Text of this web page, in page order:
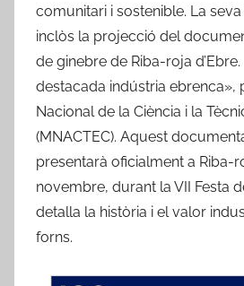
comunitari i sostenible. La
inclòs la projecció del
de ginebre de Riba-roja d’Ebre.
destacada indústria ebrenca»,
Nacional de la Ciència i la
(MNACTEC). Aquest
presentarà oficialment a Riba-
novembre, durant la VII Festa
detalla la història i el valor
forns.